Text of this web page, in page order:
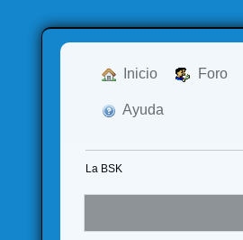
Inicio Foro
Ayuda
La BSK